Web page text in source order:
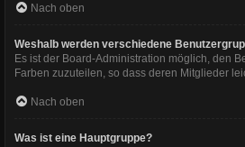
Nach oben
Weshalb werden verschiedene
Es ist der Board-Administration möglich, den
Farben zuzuteilen, so dass deren Mitglieder
Nach oben
Was ist eine Hauptgruppe?